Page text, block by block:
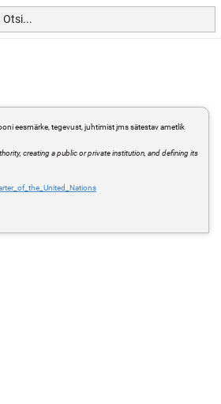
eesmärke, tegevust, juhtimist jms sätestav ametlik
creating a public or private institution, and defining its